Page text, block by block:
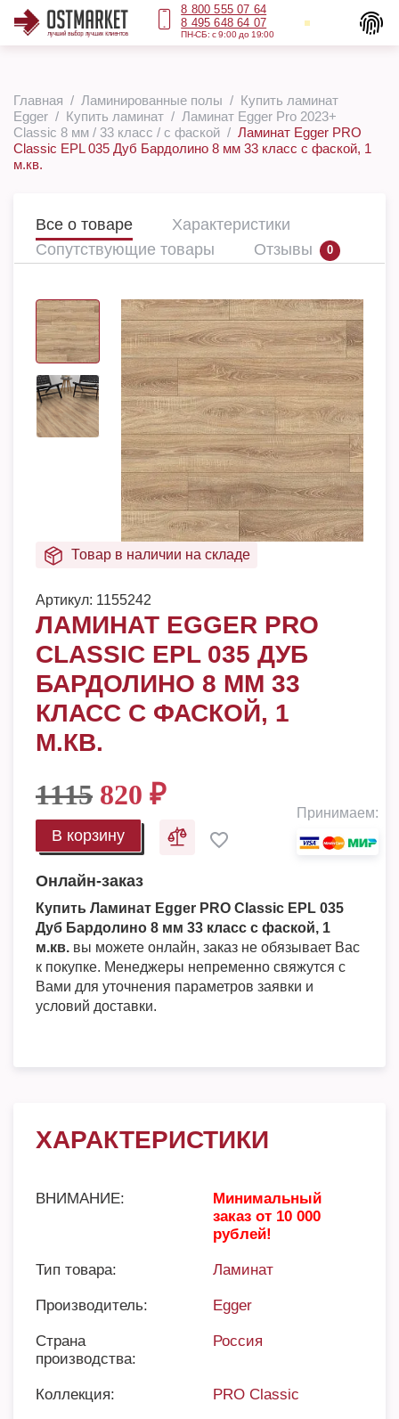
8 800 555 07 64
8 495 648 64 07
ПН-СБ: с 9:00 до 19:00
Главная Ламинированные полы
Купить ламинат
Egger
Купить ламинат
Ламинат Egger Pro 2023+
Classic 8 мм / 33 класс / с фаской
Ламинат Egger PRO
Classic EPL 035 Дуб Бардолино 8 мм 33 класс c фаской, 1
м.кв.
Все о товаре
Характеристики
Сопутствующие товары
Отзывы 0
Товар в наличии на складе
Артикул: 1155242
ЛАМИНАТ EGGER PRO
CLASSIC EPL 035 ДУБ
БАРДОЛИНО 8 ММ 33
КЛАСС C ФАСКОЙ, 1
М.КВ.
1115 820 ₽
В корзину
Принимаем:
Онлайн-заказ
Купить Ламинат Egger PRO Classic EPL 035
Дуб Бардолино 8 мм 33 класс c фаской, 1
м.кв. вы можете онлайн, заказ не обязывает Вас
к покупке. Менеджеры непременно свяжутся с
Вами для уточнения параметров заявки и
условий доставки.
ХАРАКТЕРИСТИКИ
ВНИМАНИЕ:
Минимальный
заказ от 10 000
рублей!
Тип товара: Ламинат
Производитель: Egger
Страна
производства:
Россия
Коллекция: PRO Classic